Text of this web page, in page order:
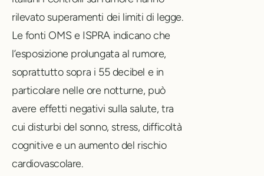
rilevato superamenti dei limiti di legge.
Le fonti OMS e ISPRA indicano che
l’esposizione prolungata al rumore,
soprattutto sopra i 55 decibel e in
particolare nelle ore notturne, può
avere effetti negativi sulla salute, tra
cui disturbi del sonno, stress, difficoltà
cognitive e un aumento del rischio
cardiovascolare.